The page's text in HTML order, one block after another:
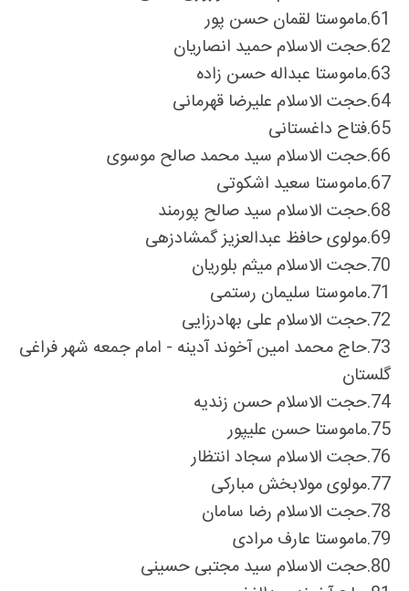
61.ماموستا لقمان حسن پور
62.حجت الاسلام حمید انصاریان
63.ماموستا عبداله حسن زاده
64.حجت الاسلام علیرضا قهرمانی
65.فتاح داغستانی
66.حجت الاسلام سید محمد صالح موسوی
67.ماموستا سعید اشکوتى
68.حجت الاسلام سید صالح پورمند
69.مولوی حافظ عبدالعزیز گمشادزهی
70.حجت الاسلام میثم بلوریان
71.ماموستا سلیمان رستمى
72.حجت الاسلام علی بهادرزایی
73.حاج محمد امین آخوند آدینه - امام جمعه شهر فراغی
گلستان
74.حجت الاسلام حسن زندیه
75.ماموستا حسن علیپور
76.حجت الاسلام سجاد انتظار
77.مولوی مولابخش مبارکی
78.حجت الاسلام رضا سامان
79.ماموستا عارف مرادی
80.حجت الاسلام سید مجتبی حسینی